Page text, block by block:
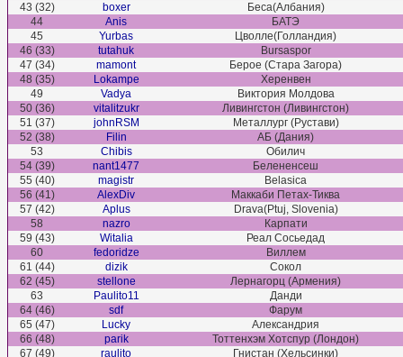
43 (32)
boxer
Беса(Албания)
44
Anis
БАТЭ
45
Yurbas
Цволле(Голландия)
46 (33)
tutahuk
Bursaspor
47 (34)
mamont
Берое (Стара Загора)
48 (35)
Lokampe
Херенвен
49
Vadya
Виктория Молдова
50 (36)
vitalitzukr
Ливингстон (Ливингстон)
51 (37)
johnRSM
Металлург (Рустави)
52 (38)
Filin
АБ (Дания)
53
Chibis
Обилич
54 (39)
nant1477
Белененсеш
55 (40)
magistr
Belasica
56 (41)
AlexDiv
Маккаби Петах-Тиква
57 (42)
Aplus
Drava(Ptuj, Slovenia)
58
nazro
Карпати
59 (43)
Witalia
Реал Сосьедад
60
fedoridze
Виллем
61 (44)
dizik
Сокол
62 (45)
stellone
Лернагорц (Армения)
63
Paulito11
Данди
64 (46)
sdf
Фарум
65 (47)
Lucky
Александрия
66 (48)
parik
Тоттенхэм Хотспур (Лондон)
67 (49)
raulito
Гнистан (Хельсинки)